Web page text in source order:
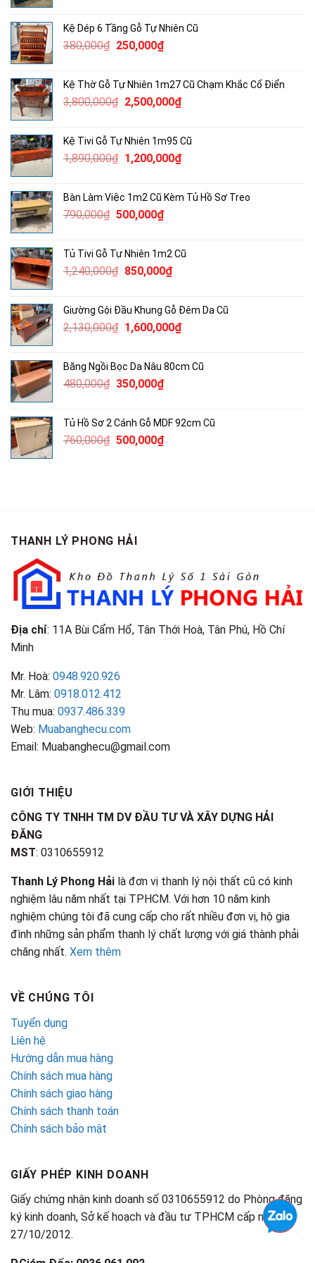
4,600,000₫.là:
Kệ Dép 6 Tầng Gỗ Tự Nhiên Cũ
380,000₫ Giá
380,000₫.
250,000₫Giá
là:
250,000₫.
Kệ Thờ Gỗ Tự Nhiên 1m27 Cũ Chạm Khắc Cổ Điển
3,800,000₫ Giá
3,800,000₫.
2,500,000₫Giá
là:
2,500,000₫.
Kệ Tivi Gỗ Tự Nhiên 1m95 Cũ
1,890,000₫ Giá
1,890,000₫.
1,200,000₫Giá
là:
Bàn Làm Việc 1m2 Cũ Kèm Tủ Hồ Sơ Treo
790,000₫ Giá
790,000₫.
500,000₫Giá
là:
500,000₫.
Tủ Tivi Gỗ Tự Nhiên 1m2 Cũ
1,240,000₫ Giá
1,240,000₫.
850,000₫Giá
là:
850,000₫.
Giường Gội Đầu Khung Gỗ Đêm Da Cũ
2,130,000₫ Giá
2,130,000₫.
1,600,000₫Giá
là:
Băng Ngồi Bọc Da Nâu 80cm Cũ
480,000₫ Giá
480,000₫.
350,000₫Giá
là:
350,000₫.
Tủ Hồ Sơ 2 Cánh Gỗ MDF 92cm Cũ
760,000₫ Giá
500,000₫Giá
THANH LÝ PHONG HẢI
Địa chỉ: 11A Bùi Cẩm Hổ, Tân Thới Hoà, Tân Phú, Hồ Chí
Minh
Mr. Hoà: 0948.920.926
Mr. Lâm: 0918.012.412
Thu mua: 0937.486.339
Web: Muabanghecu.com
Email: Muabanghecu@gmail.com
GIỚI THIỆU
CÔNG TY TNHH TM DV ĐẦU TƯ VÀ XÂY DỰNG HẢI
ĐĂNG
MST: 0310655912
Thanh Lý Phong Hải là đơn vị thanh lý nội thất cũ có kinh
nghiệm lâu năm nhất tại TPHCM. Với hơn 10 năm kinh
nghiệm chúng tôi đã cung cấp cho rất nhiều đơn vị, hộ gia
đình những sản phẩm thanh lý chất lượng với giá thành phải
chăng nhất. Xem thêm
VỀ CHÚNG TÔI
Tuyển dụng
Liên hệ
Hướng dẫn mua hàng
Chính sách mua hàng
Chính sách giao hàng
Chính sách thanh toán
Chính sách bảo mật
GIẤY PHÉP KINH DOANH
Giấy chứng nhận kinh doanh số 0310655912 do Phòng đăng
ký kinh doanh, Sở kế hoạch và đầu tư TPHCM cấp ngày
27/10/2012.